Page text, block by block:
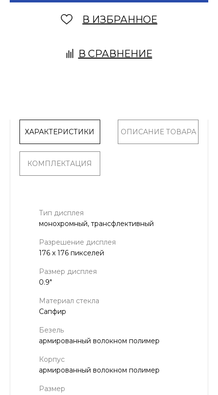
В ИЗБРАННОЕ
В СРАВНЕНИЕ
ХАРАКТЕРИСТИКИ ОПИСАНИЕ ТОВАРА
КОМПЛЕКТАЦИЯ
Тип дисплея
монохромный, трансфлективный
Разрешение дисплея
176 x 176 пикселей
Размер дисплея
0.9"
Материал стекла
Сапфир
Безель
армированный волокном полимер
Корпус
армированный волокном полимер
Размер